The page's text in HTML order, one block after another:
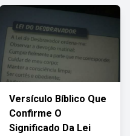
Versículo Bíblico Que
Confirme O
Significado Da Lei